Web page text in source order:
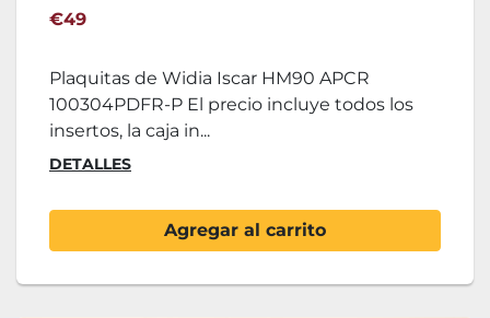
€49
Plaquitas de Widia Iscar HM90 APCR
100304PDFR-P El precio incluye todos los
insertos, la caja in...
DETALLES
Agregar al carrito